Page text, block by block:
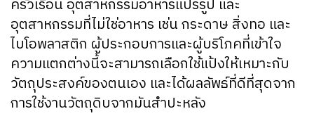
ครัวเรือน อุตสาหกรรมอาหารแปรรูป และ
อุตสาหกรรมที่ไม่ใช่อาหาร เช่น กระดาษ สิ่งทอ และ
ไบโอพลาสติก ผู้ประกอบการและผู้บริโภคที่เข้าใจ
ความแตกต่างนี้จะสามารถเลือกใช้แป้งให้เหมาะกับ
วัตถุประสงค์ของตนเอง และได้ผลลัพธ์ที่ดีที่สุดจาก
การใช้งานวัตถุดิบจากมันสำปะหลัง